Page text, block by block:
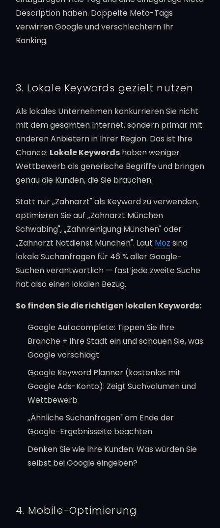
Description haben. Doppelte Meta-Tags
verwirren Google und verschlechtern Ihr
Ranking.
3. Lokale Keywords gezielt nutzen
Als lokales Unternehmen konkurrieren Sie nicht
mit dem gesamten Internet, sondern primär mit
anderen Anbietern in Ihrer Region. Das ist Ihre
Chance: Lokale Keywords haben weniger
Wettbewerb als generische Begriffe und bringen
genau die Kunden, die Sie brauchen.
Statt nur „Zahnarzt" als Keyword zu verwenden,
optimieren Sie auf „Zahnarzt München
Schwabing", „Zahnreinigung München" oder
„Zahnarzt Notdienst München". Laut Moz sind
lokale Suchanfragen für 46 % aller Google-
Suchen verantwortlich — fast jede zweite Suche
hat also einen lokalen Bezug.
So finden Sie die richtigen lokalen Keywords:
Google Autocomplete: Tippen Sie Ihre
Branche + Ihre Stadt ein und schauen Sie, was
Google vorschlägt
Google Keyword Planner (kostenlos mit
Google Ads-Konto): Zeigt Suchvolumen und
Wettbewerb
„Ähnliche Suchanfragen" am Ende der
Google-Ergebnisseite beachten
Denken Sie wie Ihre Kunden: Was würden Sie
selbst bei Google eingeben?
4. Mobile-Optimierung